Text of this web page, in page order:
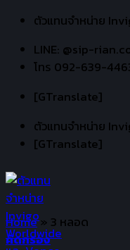
Skip
content
ตัวแทนจำหน่าย
LINE: @sip-
โทร 092-639-
[GTranslate]
ตัวแทนจำหน่าย
[GTranslate]
Home » 3 หลอด
คัดกรอง